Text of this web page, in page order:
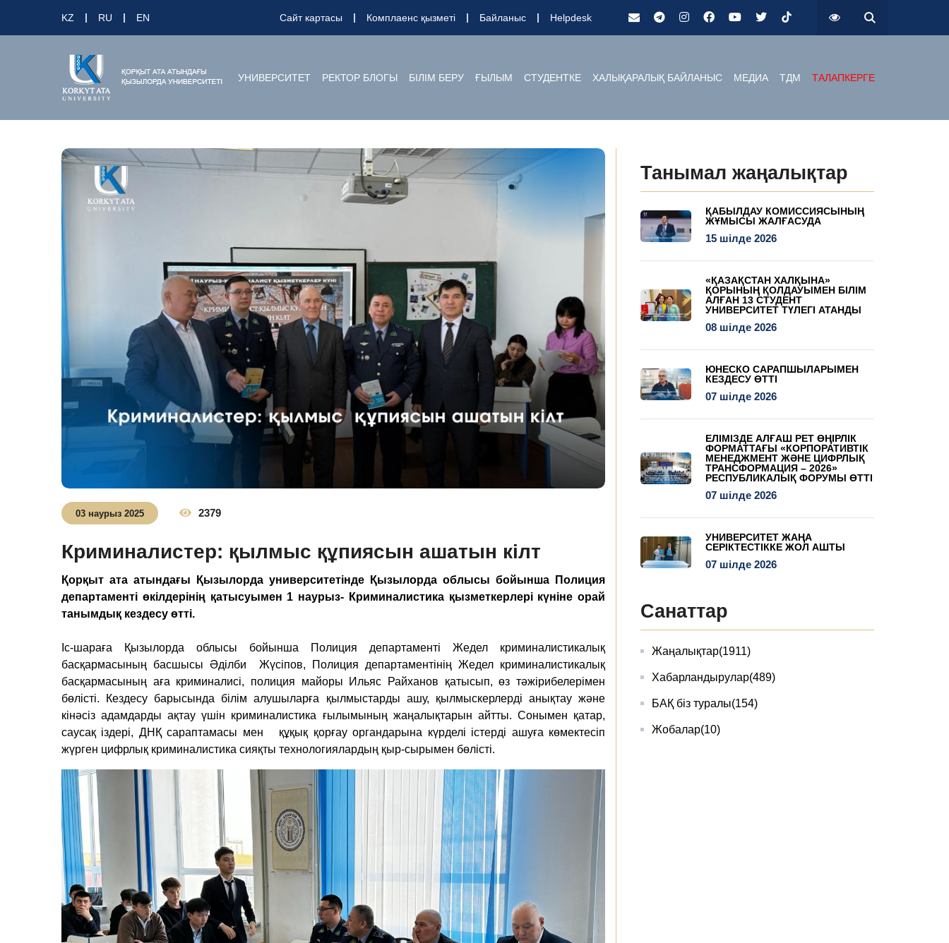
KZ RU EN Сайт картасы Комплаенс қызметі Байланыс Helpdesk
УНИВЕРСИТЕТ РЕКТОР БЛОГЫ БІЛІМ БЕРУ ҒЫЛЫМ СТУДЕНТКЕ ХАЛЫҚАРАЛЫҚ БАЙЛАНЫС МЕДИА ТДМ ТАЛАПКЕРГЕ
03 наурыз 2025 2379
Криминалистер: қылмыс құпиясын ашатын кілт
Қорқыт ата атындағы Қызылорда университетінде Қызылорда облысы бойынша Полиция
департаменті өкілдерінің қатысуымен 1 наурыз- Криминалистика қызметкерлері күніне орай
танымдық кездесу өтті.
Іс-шараға Қызылорда облысы бойынша Полиция департаменті Жедел криминалистикалық
басқармасының басшысы Әділби Жүсіпов, Полиция департаментінің Жедел криминалистикалық
басқармасының аға криминалисі, полиция майоры Ильяс Райханов қатысып, өз тәжірибелерімен
бөлісті. Кездесу барысында білім алушыларға қылмыстарды ашу, қылмыскерлерді анықтау және
кінәсіз адамдарды ақтау үшін криминалистика ғылымының жаңалықтарын айтты. Сонымен қатар,
саусақ іздері, ДНҚ сараптамасы мен құқық қорғау органдарына күрделі істерді ашуға көмектесіп
жүрген цифрлық криминалистика сияқты технологиялардың қыр-сырымен бөлісті.
Танымал жаңалықтар
ҚАБЫЛДАУ КОМИССИЯСЫНЫҢ
ЖҰМЫСЫ ЖАЛҒАСУДА
15 шілде 2026
«ҚАЗАҚСТАН ХАЛҚЫНА»
ҚОРЫНЫҢ ҚОЛДАУЫМЕН БІЛІМ
АЛҒАН 13 СТУДЕНТ
УНИВЕРСИТЕТ ТҮЛЕГІ АТАНДЫ
08 шілде 2026
ЮНЕСКО САРАПШЫЛАРЫМЕН
КЕЗДЕСУ ӨТТІ
07 шілде 2026
ЕЛІМІЗДЕ АЛҒАШ РЕТ ӨҢІРЛІК
ФОРМАТТАҒЫ «КОРПОРАТИВТІК
МЕНЕДЖМЕНТ ЖӘНЕ ЦИФРЛЫҚ
ТРАНСФОРМАЦИЯ – 2026»
РЕСПУБЛИКАЛЫҚ ФОРУМЫ ӨТТІ
07 шілде 2026
УНИВЕРСИТЕТ ЖАҢА
СЕРІКТЕСТІККЕ ЖОЛ АШТЫ
07 шілде 2026
Санаттар
Жаңалықтар(1911)
Хабарландырулар(489)
БАҚ біз туралы(154)
Жобалар(10)